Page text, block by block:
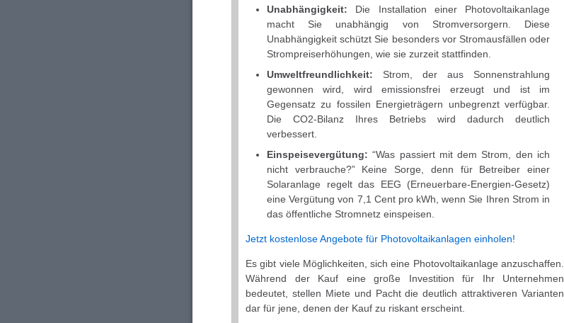
Unabhängigkeit: Die Installation einer Photovoltaikanlage
macht Sie unabhängig von Stromversorgern. Diese
Unabhängigkeit schützt Sie besonders vor Stromausfällen oder
Strompreiserhöhungen, wie sie zurzeit stattfinden.
Umweltfreundlichkeit: Strom, der aus Sonnenstrahlung
gewonnen wird, wird emissionsfrei erzeugt und ist im
Gegensatz zu fossilen Energieträgern unbegrenzt verfügbar.
Die CO2-Bilanz Ihres Betriebs wird dadurch deutlich
verbessert.
Einspeisevergütung: “Was passiert mit dem Strom, den ich
nicht verbrauche?” Keine Sorge, denn für Betreiber einer
Solaranlage regelt das EEG (Erneuerbare-Energien-Gesetz)
eine Vergütung von 7,1 Cent pro kWh, wenn Sie Ihren Strom in
das öffentliche Stromnetz einspeisen.
Jetzt kostenlose Angebote für Photovoltaikanlagen einholen!
Es gibt viele Möglichkeiten, sich eine Photovoltaikanlage anzuschaffen.
Während der Kauf eine große Investition für Ihr Unternehmen
bedeutet, stellen Miete und Pacht die deutlich attraktiveren Varianten
dar für jene, denen der Kauf zu riskant erscheint.